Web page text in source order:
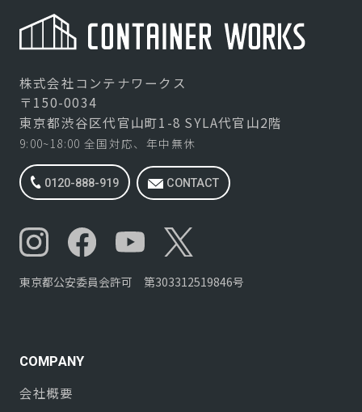
株式会社コンテナワークス
〒150-0034
東京都渋谷区代官山町1-8 SYLA代官山2階
9:00~18:00 全国対応、年中無休
0120-888-919 CONTACT
東京都公安委員会許可 第303312519846号
COMPANY
会社概要